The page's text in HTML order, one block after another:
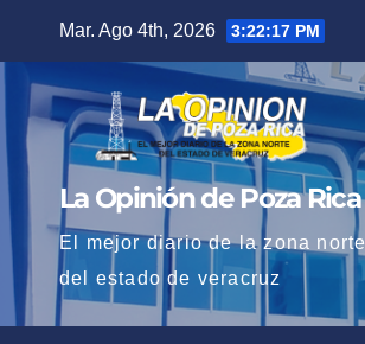
contenido
Mar. Ago 4th, 2026 3:22:18 PM
La Opinión de Poza Rica
El mejor diario de la zona norte
del estado de veracruz